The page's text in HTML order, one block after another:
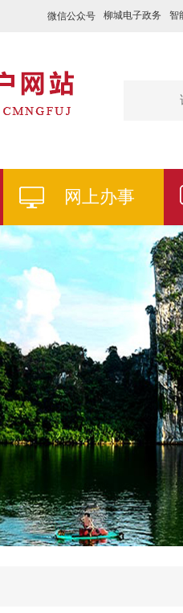
微信公众号 柳城电子政务 智
网上办事